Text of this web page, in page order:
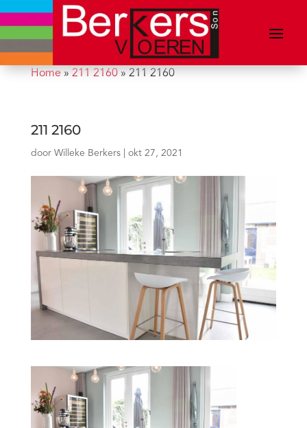
Home» 211 2160» 211 2160
211 2160
door Willeke Berkers| okt 27, 2021